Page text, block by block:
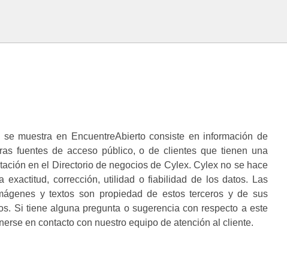
se muestra en EncuentreAbierto consiste en información de
fuentes de acceso público, o de clientes que tienen una
en el Directorio de negocios de Cylex. Cylex no se hace
exactitud, corrección, utilidad o fiabilidad de los datos. Las
y textos son propiedad de estos terceros y de sus
Si tiene alguna pregunta o sugerencia con respecto a este
en contacto con nuestro equipo de atención al cliente.